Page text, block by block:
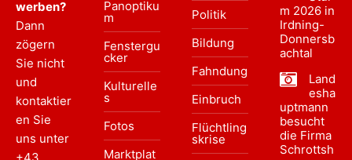
werben?
Dann
zögern
Sie nicht
und
kontaktier
en Sie
uns unter
Panoptiku
m
Fenstergu
cker
Kulturelle
s
Fotos
Marktplat
Politik
Bildung
Fahndung
Einbruch
Flüchtling
skrise
m 2026 in
Irdning-
Donnersb
achtal
Land
esha
uptmann
besucht
die Firma
Schrottsh